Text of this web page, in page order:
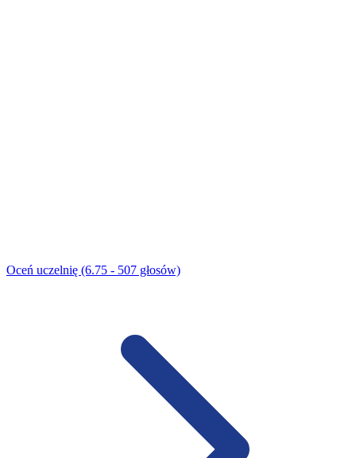
Oceń uczelnię (6.75 - 507 głosów)